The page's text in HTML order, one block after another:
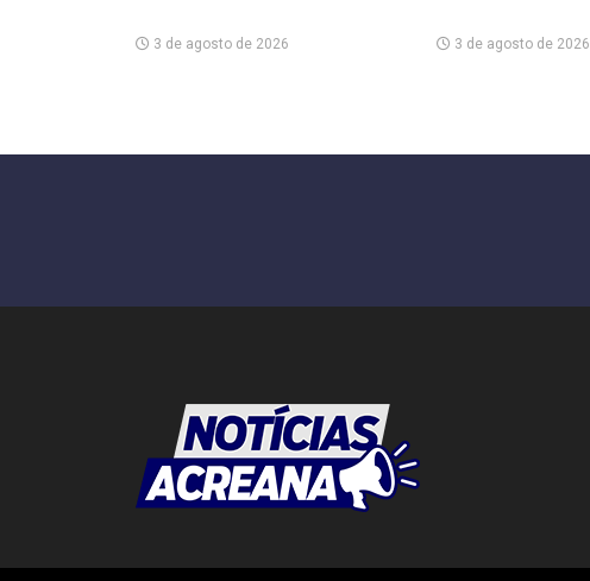
3 de agosto de 2026 3 de agosto de 2026